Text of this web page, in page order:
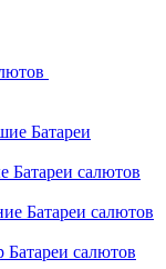
Батареи
Батареи салютов
Батареи салютов
Батареи салютов